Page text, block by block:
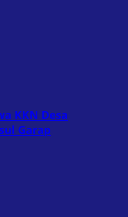
KKN Desa
Garap